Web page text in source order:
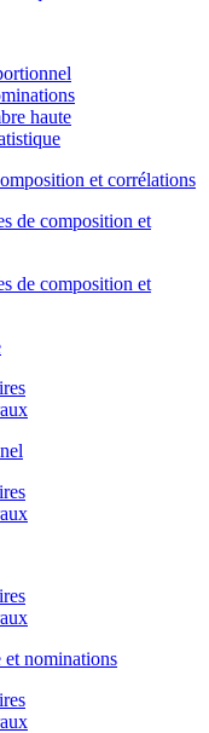
haute
et corrélations
de composition et
de composition et
nominations